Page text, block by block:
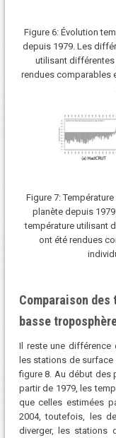
Figure 6: Évolution
depuis 1979. Les
utilisant
rendues comparables
Figure 7:
planète depuis
température utilisant
ont été rendues
Comparaison
basse
Il reste une différence
les stations de
figure 8. Au début des
partir de 1979, les
que celles estimées
2004, toutefois, les
diverger, les stations